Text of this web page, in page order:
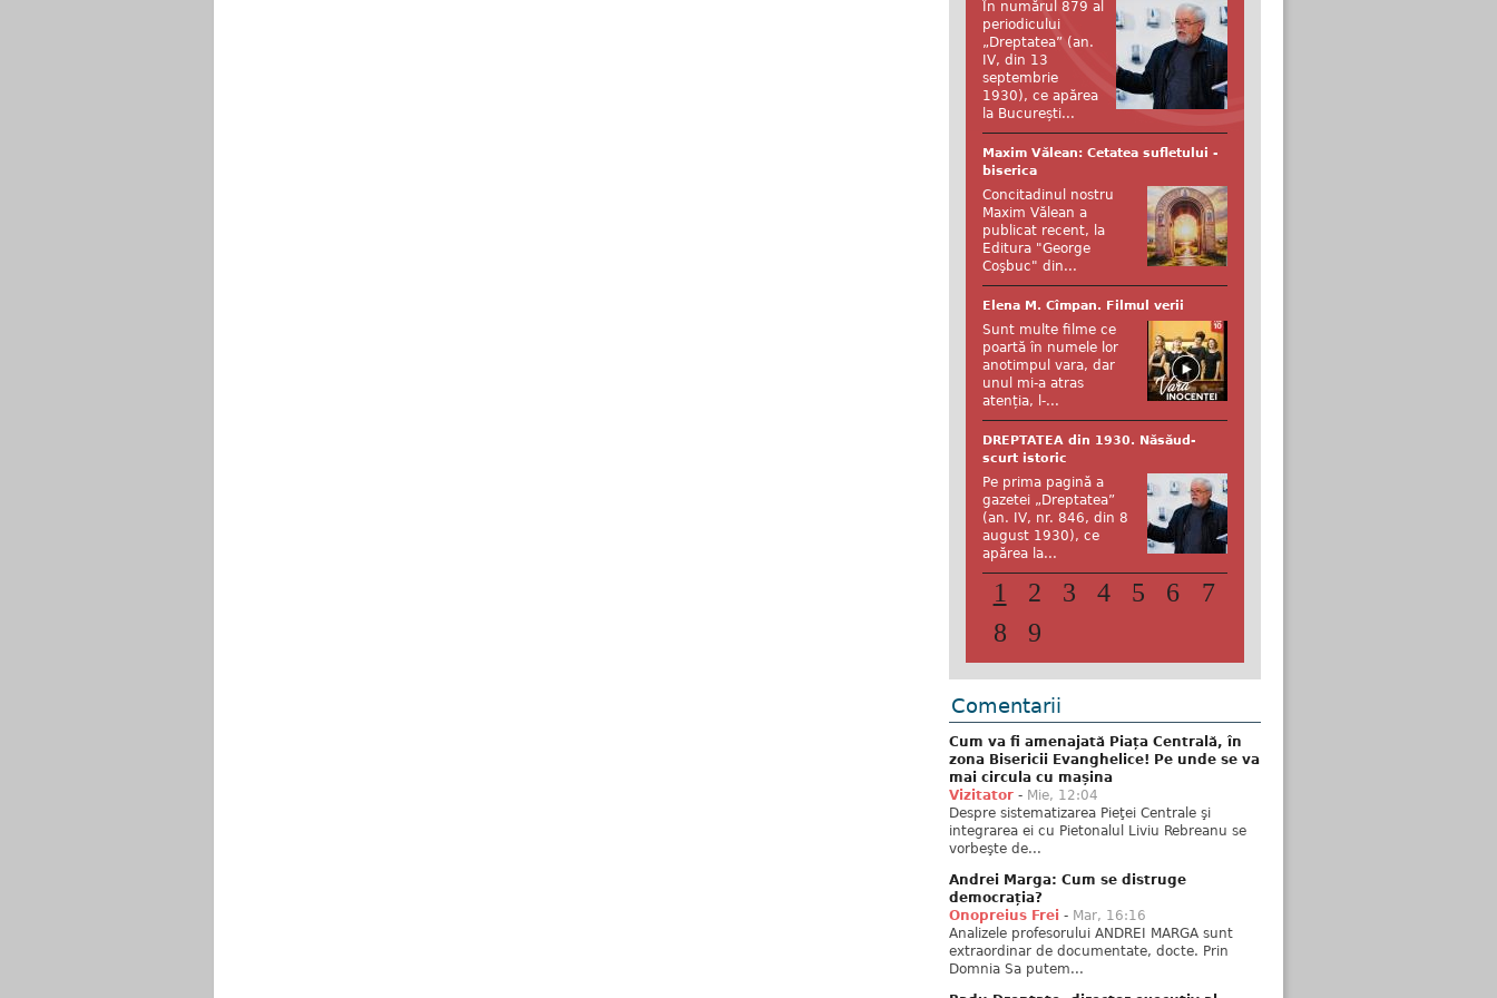
În numărul 879 al
periodicului
„Dreptatea” (an.
IV, din 13
septembrie
1930), ce apărea
la București...
Maxim Vălean: Cetatea sufletului -
biserica
Concitadinul nostru
Maxim Vălean a
publicat recent, la
Editura "George
Coşbuc" din...
Elena M. Cîmpan. Filmul verii
Sunt multe filme ce
poartă în numele lor
anotimpul vara, dar
unul mi-a atras
atenția, l-...
DREPTATEA din 1930. Năsăud-
scurt istoric
Pe prima pagină a
gazetei „Dreptatea”
(an. IV, nr. 846, din 8
august 1930), ce
apărea la...
1 2 3 4 5 6
7
8
9
Comentarii
Cum va fi amenajată Piața Centrală, în
zona Bisericii Evanghelice! Pe unde se va
mai circula cu mașina
Vizitator - Mie, 12:04
Despre sistematizarea Pieţei Centrale şi
integrarea ei cu Pietonalul Liviu Rebreanu se
vorbeşte de...
Andrei Marga: Cum se distruge
democrația?
Onopreius Frei - Mar, 16:16
Analizele profesorului ANDREI MARGA sunt
extraordinar de documentate, docte. Prin
Domnia Sa putem...